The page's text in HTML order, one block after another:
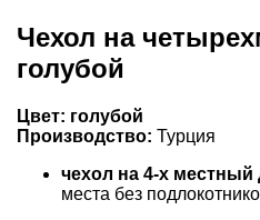
Чехол на
голубой
Цвет: голубой
Производство: Турция
чехол на 4-х местный
места без